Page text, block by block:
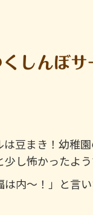
しんぼ
豆まき！幼稚
し怖かったよ
内～！」と言